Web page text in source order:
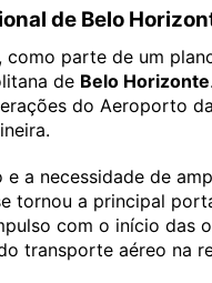
de Belo
parte de um
de Belo Horizonte
do Aeroporto
a necessidade de
tornou a principal
com o início das
transporte aéreo na